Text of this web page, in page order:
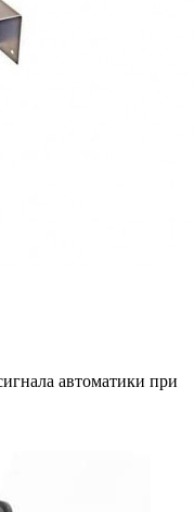
автоматики при